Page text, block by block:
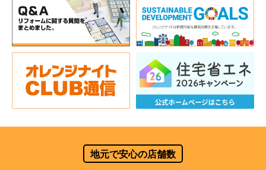
地元で安心の店舗数